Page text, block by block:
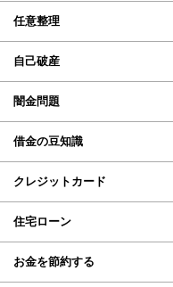
任意整理
自己破産
闇金問題
借金の豆知識
クレジットカード
住宅ローン
お金を節約する